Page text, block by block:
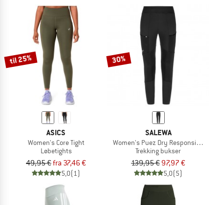
til 25%
ASICS
Women's Core Tight
Løbetights
49,95 €fra 37,46 €
5,0(1)
30%
SALEWA
Women's Puez Dry Responsive
Trekking bukser
139,95 € 97,97 €
5,0(5)